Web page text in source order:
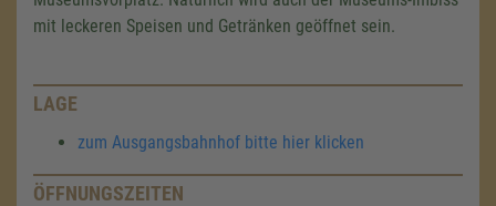
mit leckeren Speisen und Getränken geöffnet sein.
LAGE
zum Ausgangsbahnhof bitte hier klicken
ÖFFNUNGSZEITEN